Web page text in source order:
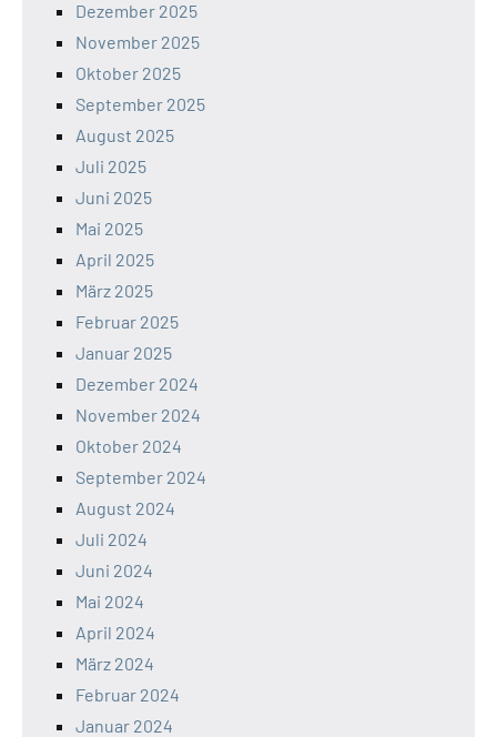
Dezember 2025
November 2025
Oktober 2025
September 2025
August 2025
Juli 2025
Juni 2025
Mai 2025
April 2025
März 2025
Februar 2025
Januar 2025
Dezember 2024
November 2024
Oktober 2024
September 2024
August 2024
Juli 2024
Juni 2024
Mai 2024
April 2024
März 2024
Februar 2024
Januar 2024